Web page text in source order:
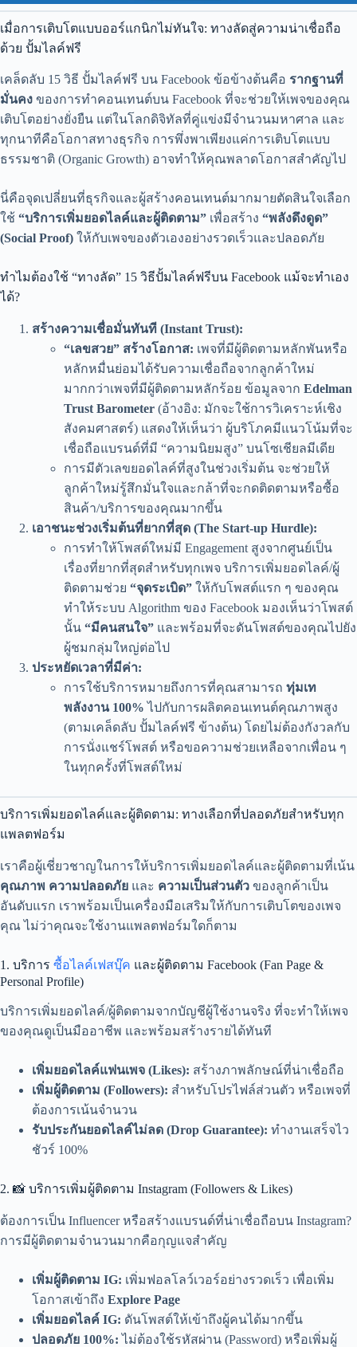
เมื่อการเติบโตแบบออร์แกนิกไม่ทันใจ: ทางลัดสู่ความน่าเชื่อถือ
ด้วย ปั้มไลค์ฟรี
เคล็ดลับ 15 วิธี ปั้มไลค์ฟรี บน Facebook ข้อข้างต้นคือ รากฐานที่
มั่นคง ของการทำคอนเทนต์บน Facebook ที่จะช่วยให้เพจของคุณ
เติบโตอย่างยั่งยืน แต่ในโลกดิจิทัลที่คู่แข่งมีจำนวนมหาศาล และ
ทุกนาทีคือโอกาสทางธุรกิจ การพึ่งพาเพียงแค่การเติบโตแบบ
ธรรมชาติ (Organic Growth) อาจทำให้คุณพลาดโอกาสสำคัญไป
นี่คือจุดเปลี่ยนที่ธุรกิจและผู้สร้างคอนเทนต์มากมายตัดสินใจเลือก
ใช้ “บริการเพิ่มยอดไลค์และผู้ติดตาม” เพื่อสร้าง “พลังดึงดูด”
(Social Proof) ให้กับเพจของตัวเองอย่างรวดเร็วและปลอดภัย
ทำไมต้องใช้ “ทางลัด” 15 วิธีปั้มไลค์ฟรีบน Facebook แม้จะทำเอง
ได้?
สร้างความเชื่อมั่นทันที (Instant Trust):
“เลขสวย” สร้างโอกาส: เพจที่มีผู้ติดตามหลักพันหรือ
หลักหมื่นย่อมได้รับความเชื่อถือจากลูกค้าใหม่
มากกว่าเพจที่มีผู้ติดตามหลักร้อย ข้อมูลจาก Edelman
Trust Barometer (อ้างอิง: มักจะใช้การวิเคราะห์เชิง
สังคมศาสตร์) แสดงให้เห็นว่า ผู้บริโภคมีแนวโน้มที่จะ
เชื่อถือแบรนด์ที่มี “ความนิยมสูง” บนโซเชียลมีเดีย
การมีตัวเลขยอดไลค์ที่สูงในช่วงเริ่มต้น จะช่วยให้
ลูกค้าใหม่รู้สึกมั่นใจและกล้าที่จะกดติดตามหรือซื้อ
สินค้า/บริการของคุณมากขึ้น
เอาชนะช่วงเริ่มต้นที่ยากที่สุด (The Start-up Hurdle):
การทำให้โพสต์ใหม่มี Engagement สูงจากศูนย์เป็น
เรื่องที่ยากที่สุดสำหรับทุกเพจ บริการเพิ่มยอดไลค์/ผู้
ติดตามช่วย “จุดระเบิด” ให้กับโพสต์แรก ๆ ของคุณ
ทำให้ระบบ Algorithm ของ Facebook มองเห็นว่าโพสต์
นั้น “มีคนสนใจ” และพร้อมที่จะดันโพสต์ของคุณไปยัง
ผู้ชมกลุ่มใหญ่ต่อไป
ประหยัดเวลาที่มีค่า:
การใช้บริการหมายถึงการที่คุณสามารถ ทุ่มเท
พลังงาน 100% ไปกับการผลิตคอนเทนต์คุณภาพสูง
(ตามเคล็ดลับ ปั้มไลค์ฟรี ข้างต้น) โดยไม่ต้องกังวลกับ
การนั่งแชร์โพสต์ หรือขอความช่วยเหลือจากเพื่อน ๆ
ในทุกครั้งที่โพสต์ใหม่
บริการเพิ่มยอดไลค์และผู้ติดตาม: ทางเลือกที่ปลอดภัยสำหรับทุก
แพลตฟอร์ม
เราคือผู้เชี่ยวชาญในการให้บริการเพิ่มยอดไลค์และผู้ติดตามที่เน้น
คุณภาพ ความปลอดภัย และ ความเป็นส่วนตัว ของลูกค้าเป็น
อันดับแรก เราพร้อมเป็นเครื่องมือเสริมให้กับการเติบโตของเพจ
คุณ ไม่ว่าคุณจะใช้งานแพลตฟอร์มใดก็ตาม
1. บริการ ซื้อไลค์เฟสบุ๊ค และผู้ติดตาม Facebook (Fan Page &
Personal Profile)
บริการเพิ่มยอดไลค์/ผู้ติดตามจากบัญชีผู้ใช้งานจริง ที่จะทำให้เพจ
ของคุณดูเป็นมืออาชีพ และพร้อมสร้างรายได้ทันที
เพิ่มยอดไลค์แฟนเพจ (Likes): สร้างภาพลักษณ์ที่น่าเชื่อถือ
เพิ่มผู้ติดตาม (Followers): สำหรับโปรไฟล์ส่วนตัว หรือเพจที่
ต้องการเน้นจำนวน
รับประกันยอดไลค์ไม่ลด (Drop Guarantee): ทำงานเสร็จไว
ชัวร์ 100%
2. 📸 บริการเพิ่มผู้ติดตาม Instagram (Followers & Likes)
ต้องการเป็น Influencer หรือสร้างแบรนด์ที่น่าเชื่อถือบน Instagram?
การมีผู้ติดตามจำนวนมากคือกุญแจสำคัญ
เพิ่มผู้ติดตาม IG: เพิ่มฟอลโลว์เวอร์อย่างรวดเร็ว เพื่อเพิ่ม
โอกาสเข้าถึง Explore Page
เพิ่มยอดไลค์ IG: ดันโพสต์ให้เข้าถึงผู้คนได้มากขึ้น
ปลอดภัย 100%: ไม่ต้องใช้รหัสผ่าน (Password) หรือเพิ่มผู้